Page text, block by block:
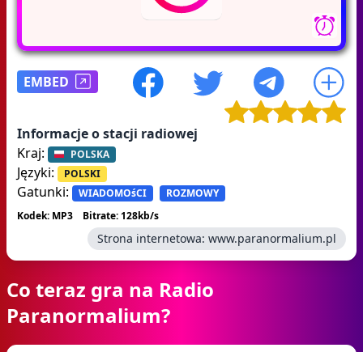
EMBED
Informacje o stacji radiowej
Kraj:
POLSKA
Języki: POLSKI
Gatunki: WIADOMOśCI
ROZMOWY
Kodek: MP3
Bitrate: 128kb/s
Strona internetowa: www.paranormalium.pl
Co teraz gra na Radio
Paranormalium?